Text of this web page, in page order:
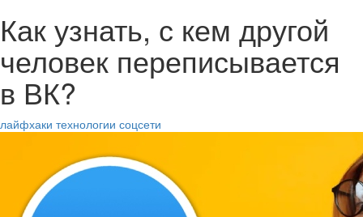
Как узнать, с кем другой
человек переписывается
в ВК?
лайфхаки технологии соцсети